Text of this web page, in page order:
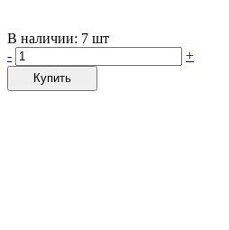
В наличии: 7 шт
-
+
Купить